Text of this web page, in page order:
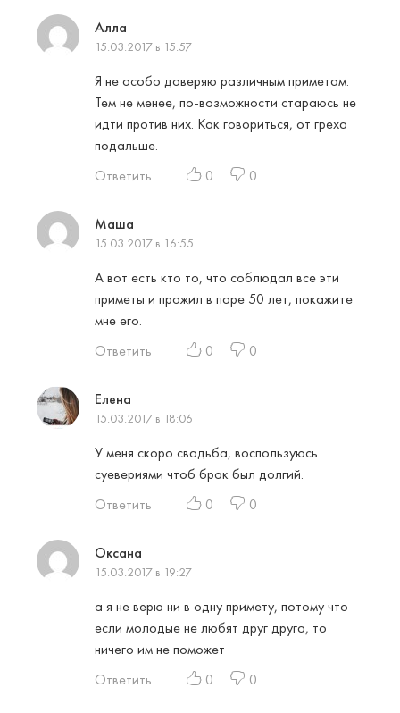
Алла
15.03.2017 в 15:57
Я не особо доверяю различным приметам.
Тем не менее, по-возможности стараюсь не
идти против них. Как говориться, от греха
подальше.
Ответить
0 0
Маша
15.03.2017 в 16:55
А вот есть кто то, что соблюдал все эти
приметы и прожил в паре 50 лет, покажите
мне его.
Ответить
0 0
Елена
15.03.2017 в 18:06
У меня скоро свадьба, воспользуюсь
суевериями чтоб брак был долгий.
Ответить
0 0
Оксана
15.03.2017 в 19:27
а я не верю ни в одну примету, потому что
если молодые не любят друг друга, то
ничего им не поможет
Ответить
0 0